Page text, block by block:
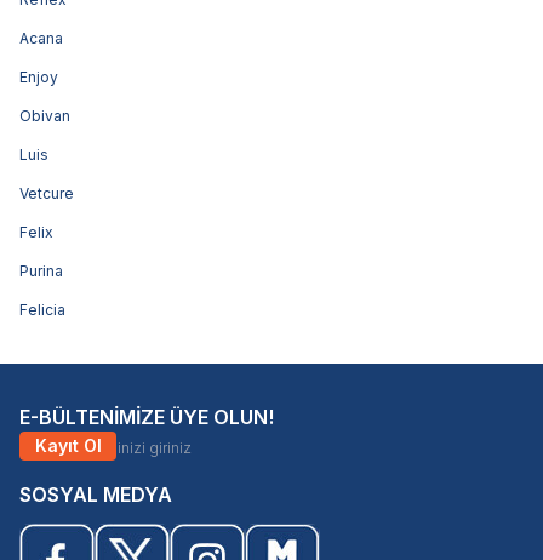
Acana
Enjoy
Obivan
Luis
Vetcure
Felix
Purina
Felicia
E-BÜLTENİMİZE ÜYE OLUN!
Kayıt Ol
SOSYAL MEDYA